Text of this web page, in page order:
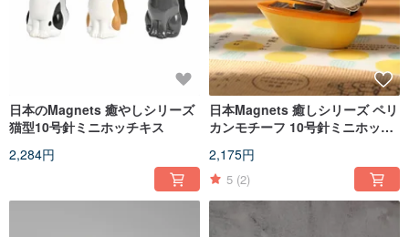
日本のMagnets 癒やしシリーズ
猫型10号針ミニホッチキス
2,284円
日本Magnets 癒しシリーズ ペリ
カンモチーフ 10号針ミニホッチ
2,175円
5 (2)